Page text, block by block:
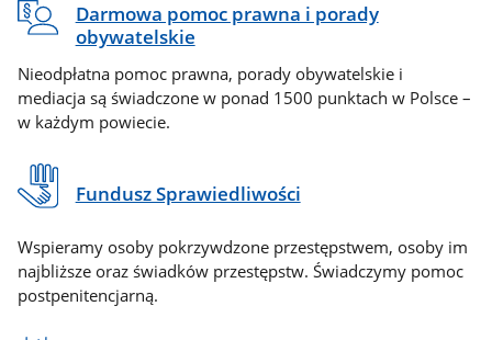
Darmowa pomoc prawna i porady
obywatelskie
Nieodpłatna pomoc prawna, porady obywatelskie i
mediacja są świadczone w ponad 1500 punktach w Polsce –
w każdym powiecie.
Fundusz Sprawiedliwości
Wspieramy osoby pokrzywdzone przestępstwem, osoby im
najbliższe oraz świadków przestępstw. Świadczymy pomoc
postpenitencjarną.